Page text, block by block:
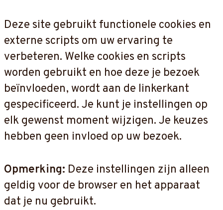
Deze site gebruikt functionele cookies en
externe scripts om uw ervaring te
verbeteren. Welke cookies en scripts
worden gebruikt en hoe deze je bezoek
beïnvloeden, wordt aan de linkerkant
gespecificeerd. Je kunt je instellingen op
elk gewenst moment wijzigen. Je keuzes
hebben geen invloed op uw bezoek.
Opmerking: Deze instellingen zijn alleen
geldig voor de browser en het apparaat
dat je nu gebruikt.